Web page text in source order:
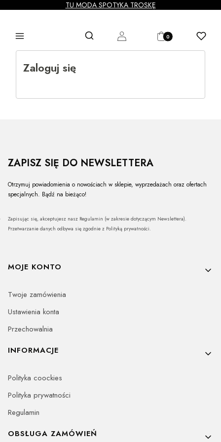
TU MODA SPOTYKA TROSKĘ
Menu Otwórz wyszukiwarkę
Szukaj Zaloguj się Produkty w koszyku:
Koszyk Ulubione
Zaloguj się
ZAPISZ SIĘ DO NEWSLETTERA
Otrzymuj powiadomienia o nowościach w sklepie, wyprzedażach oraz ofertach
specjalnych. Bądź na bieżąco!
Zapisując się, akceptujesz nasz Regulamin (w zakresie dotyczącym Newslettera).
Przetwarzanie danych odbywa się zgodnie z Polityką prywatności.
Linki w stopce
MOJE KONTO
Twoje zamówienia
Ustawienia konta
Przechowalnia
INFORMACJE
Polityka coockies
Polityka prywatności
Regulamin
OBSŁUGA ZAMÓWIEŃ